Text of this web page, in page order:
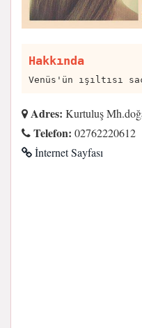
Hakkında
Venüs'ün ışıltısı
Adres: Kurtuluş
Telefon: 02762220612
İnternet Sayfası